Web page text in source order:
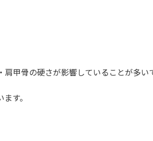
甲骨の硬さが影響していることが多い
す。